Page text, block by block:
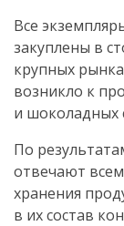
Все
закуплены в
крупных
возникло к
и шоколадных
По
отвечают
хранения
в их состав